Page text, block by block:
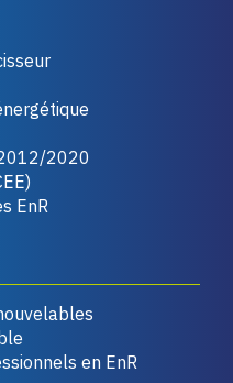
2020
EnR
en EnR